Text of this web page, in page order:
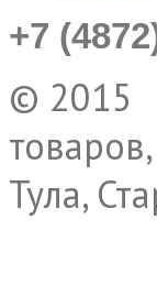
+7
© 2015
товаров,
Тула,